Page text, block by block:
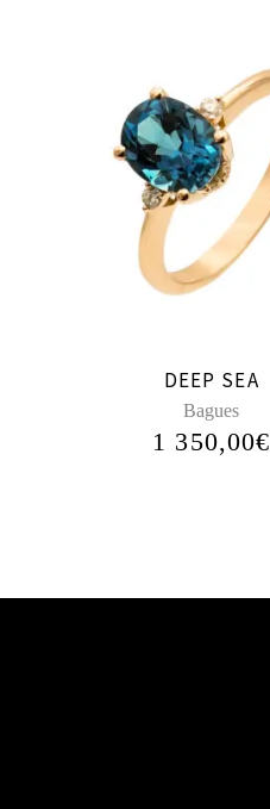
DEEP SEA
Bagues
1 350,00€